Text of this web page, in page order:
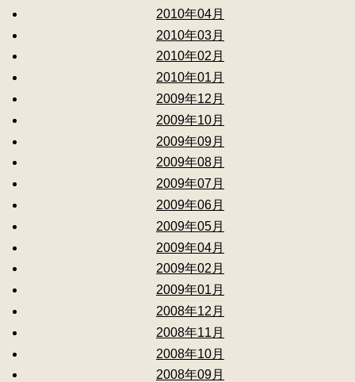
2010年04月
2010年03月
2010年02月
2010年01月
2009年12月
2009年10月
2009年09月
2009年08月
2009年07月
2009年06月
2009年05月
2009年04月
2009年02月
2009年01月
2008年12月
2008年11月
2008年10月
2008年09月